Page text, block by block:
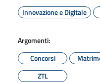
Innovazione e Digitale
Argomenti:
Concorsi
ZTL